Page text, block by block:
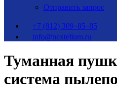
Отправить запрос
+7 (812) 309–85–85
info@nextelium.ru
Туманная
система